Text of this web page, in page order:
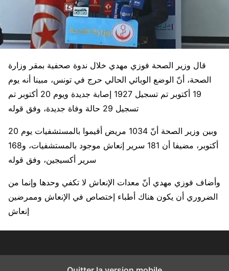
قال وزير الصحة فوزي مهدي خلال ندوة صحفية بمقر وزارة
الصحة، أنّ الوضع الوبائي الحالي حرج في تونس، مبينا أنه يوم
19 أكتوبر تم تسجيل 1927 إصابة جديدة ويوم 20 أكتوبر تم
تسجيل 29 حالة وفاة جديدة، وفق قوله
وبين وزير الصحة أنّ 1034 مريض أقيموا بالمستشفيات يوم 20
أكتوبر، مضيفا أن 181 سرير إنعاش موجود بالمستشفيات، و168
سرير أكسيجين، وفق قوله
وأضاف فوزي مهدي أنّ معدات الإنعاش لا تكفي وحدها وإنما من
الضروري أن يكون هناك أطباء إختصاص في الإنعاش وممرضين
إنعاش